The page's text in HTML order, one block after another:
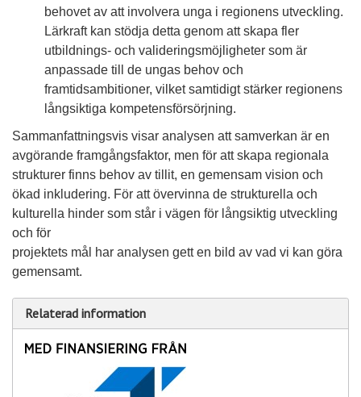
behovet av att involvera unga i regionens utveckling.
Lärkraft kan stödja detta genom att skapa fler
utbildnings- och valideringsmöjligheter som är
anpassade till de ungas behov och
framtidsambitioner, vilket samtidigt stärker regionens
långsiktiga kompetensförsörjning.
Sammanfattningsvis visar analysen att samverkan är en
avgörande framgångsfaktor, men för att skapa regionala
strukturer finns behov av tillit, en gemensam vision och
ökad inkludering. För att övervinna de strukturella och
kulturella hinder som står i vägen för långsiktig utveckling
och för
projektets mål har analysen gett en bild av vad vi kan göra
gemensamt.
Relaterad information